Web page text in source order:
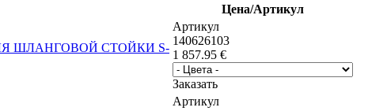
Цена/Артикул
Артикул
140626103
1 857.95 €
Заказать
Артикул